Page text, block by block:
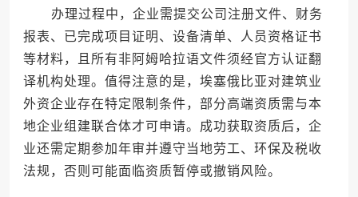
办理过程中，企业需提交公司注册文件、财务
报表、已完成项目证明、设备清单、人员资格证书
等材料，且所有非阿姆哈拉语文件须经官方认证翻
译机构处理。值得注意的是，埃塞俄比亚对建筑业
外资企业存在特定限制条件，部分高端资质需与本
地企业组建联合体才可申请。成功获取资质后，企
业还需定期参加年审并遵守当地劳工、环保及税收
法规，否则可能面临资质暂停或撤销风险。